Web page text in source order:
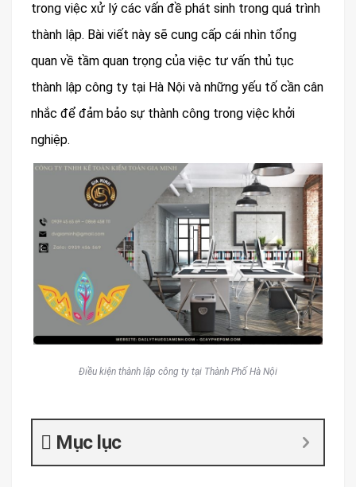
trong việc xử lý các vấn đề phát sinh trong quá trình
thành lập. Bài viết này sẽ cung cấp cái nhìn tổng
quan về tầm quan trọng của việc tư vấn thủ tục
thành lập công ty tại Hà Nội và những yếu tố cần cân
nhắc để đảm bảo sự thành công trong việc khởi
nghiệp.
Điều kiện thành lập công ty tại Thành Phố Hà Nội
Mục lục